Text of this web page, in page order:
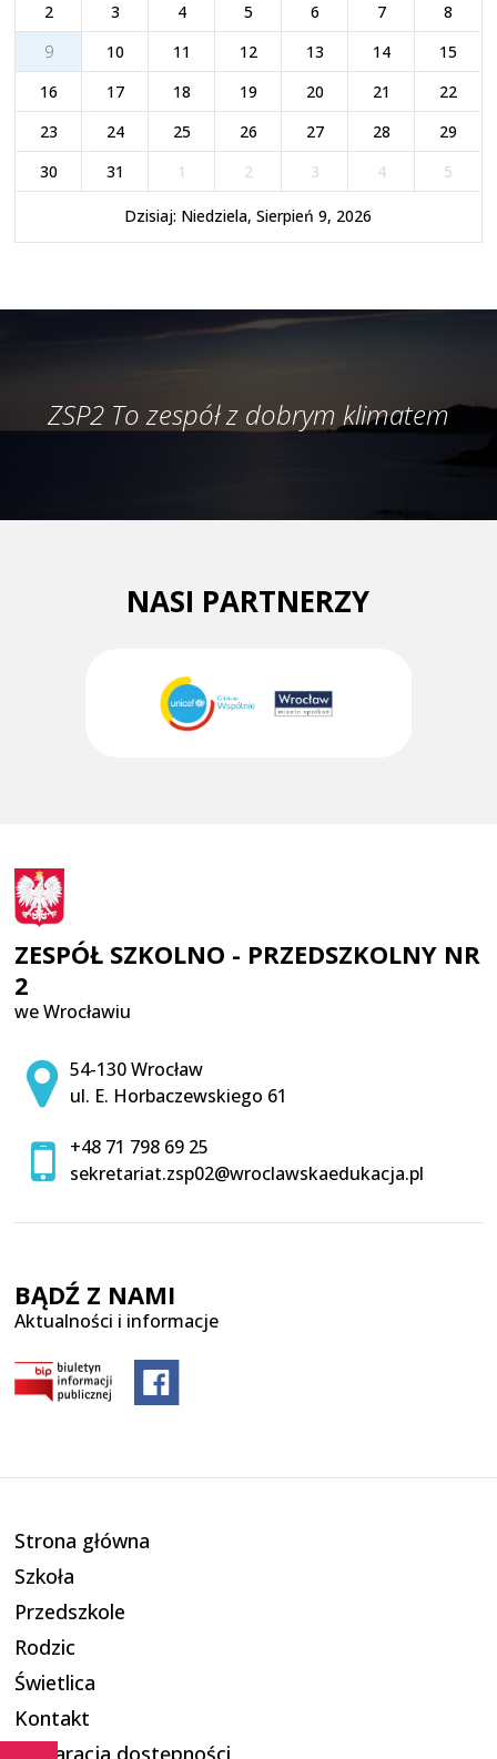
2
3 4 5 6 7
8
9
10 11 12 13 14
15
16
17 18 19 20 21
22
23
24 25 26 27 28
29
30
31 1 2 3 4 5
Dzisiaj: Niedziela, Sierpień 9, 2026
ZSP2 To zespół z dobrym klimatem
NASI PARTNERZY
ZESPÓŁ SZKOLNO - PRZEDSZKOLNY NR
2
we Wrocławiu
Adres pocztowy:
54-130 Wrocław
ul. E. Horbaczewskiego 61
+48 71 798 69 25
sekretariat.zsp02@wroclawskaedukacja.pl
BĄDŹ Z NAMI
Aktualności i informacje
Strona główna
Szkoła
Przedszkole
Rodzic
Świetlica
Kontakt